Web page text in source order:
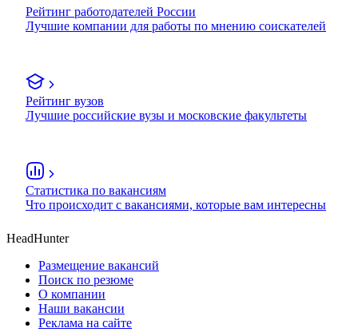
Рейтинг работодателей России
Лучшие компании для работы по мнению соискателей
Рейтинг вузов
Лучшие российские вузы и московские факультеты
Статистика по вакансиям
Что происходит с вакансиями, которые вам интересны
HeadHunter
Размещение вакансий
Поиск по резюме
О компании
Наши вакансии
Реклама на сайте